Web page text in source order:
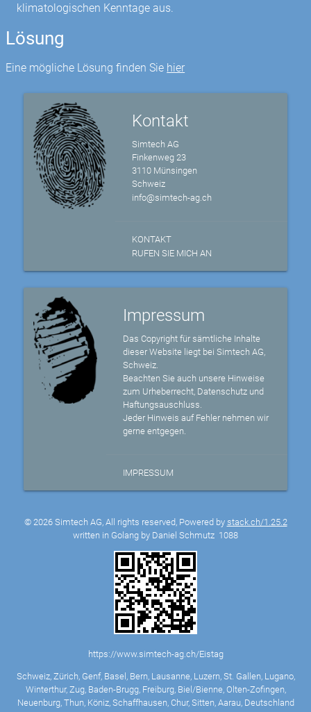
klimatologischen Kenntage aus.
Lösung
Eine mögliche Lösung finden Sie hier
Kontakt
Simtech AG
Finkenweg 23
3110 Münsingen
Schweiz
info@simtech-ag.ch
KONTAKT
RUFEN SIE MICH AN
Impressum
Das Copyright für sämtliche Inhalte
dieser Website liegt bei Simtech AG,
Schweiz.
Beachten Sie auch unsere Hinweise
zum Urheberrecht, Datenschutz und
Haftungsauschluss.
Jeder Hinweis auf Fehler nehmen wir
gerne entgegen.
IMPRESSUM
© 2026 Simtech AG, All rights reserved, Powered by stack.ch/1.25.2
written in Golang by Daniel Schmutz 1088
https://www.simtech-ag.ch/Eistag
Schweiz, Zürich, Genf, Basel, Bern, Lausanne, Luzern, St. Gallen, Lugano,
Winterthur, Zug, Baden-Brugg, Freiburg, Biel/Bienne, Olten-Zofingen,
Neuenburg, Thun, Köniz, Schaffhausen, Chur, Sitten, Aarau, Deutschland